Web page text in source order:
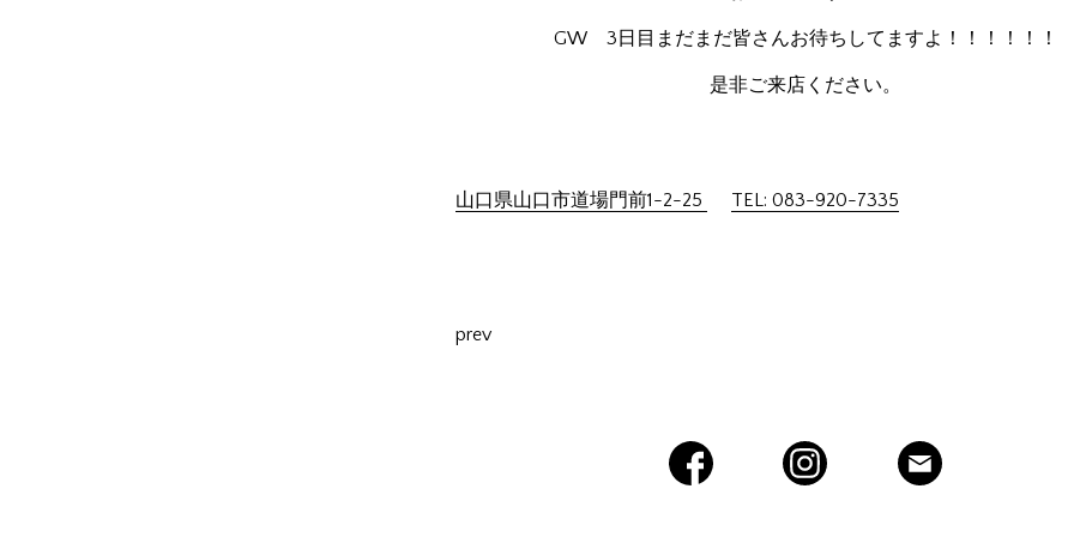
GW 3日目まだまだ皆さんお待ちしてますよ！！！！！！
是非ご来店ください。
山口県山口市道場門前1-2-25 TEL: 083-920-7335
prev